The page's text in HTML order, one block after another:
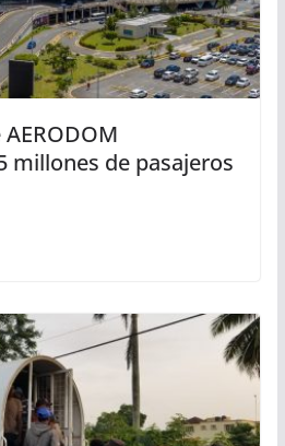
millones de pasajeros